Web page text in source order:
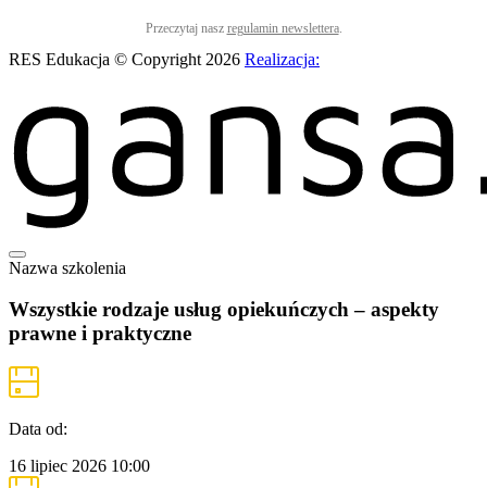
Przeczytaj nasz regulamin newslettera.
RES Edukacja © Copyright 2026 Realizacja:
Nazwa szkolenia
Wszystkie rodzaje usług opiekuńczych – aspekty
prawne i praktyczne
Data od:
16 lipiec 2026 10:00